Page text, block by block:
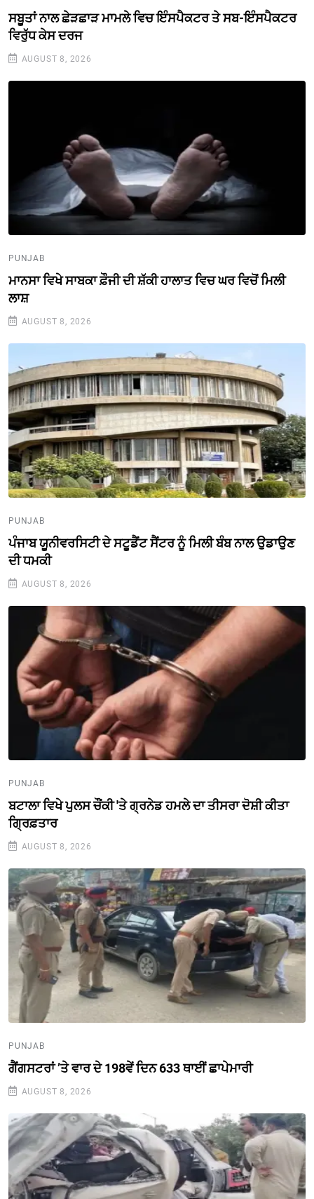
ਸਬੂਤਾਂ ਨਾਲ ਛੇੜਛਾੜ ਮਾਮਲੇ ਵਿਚ ਇੰਸਪੈਕਟਰ ਤੇ ਸਬ-ਇੰਸਪੈਕਟਰ
ਵਿਰੁੱਧ ਕੇਸ ਦਰਜ
AUGUST 8, 2026
PUNJAB
ਮਾਨਸਾ ਵਿਖੇ ਸਾਬਕਾ ਫ਼ੌਜੀ ਦੀ ਸ਼ੱਕੀ ਹਾਲਾਤ ਵਿਚ ਘਰ ਵਿਚੋਂ ਮਿਲੀ
ਲਾਸ਼
AUGUST 8, 2026
PUNJAB
ਪੰਜਾਬ ਯੂਨੀਵਰਸਿਟੀ ਦੇ ਸਟੂਡੈਂਟ ਸੈਂਟਰ ਨੂੰ ਮਿਲੀ ਬੰਬ ਨਾਲ ਉਡਾਉਣ
ਦੀ ਧਮਕੀ
AUGUST 8, 2026
PUNJAB
ਬਟਾਲਾ ਵਿਖੇ ਪੁਲਸ ਚੌਂਕੀ 'ਤੇ ਗ੍ਰਨੇਡ ਹਮਲੇ ਦਾ ਤੀਸਰਾ ਦੋਸ਼ੀ ਕੀਤਾ
ਗ੍ਰਿਫ਼ਤਾਰ
AUGUST 8, 2026
PUNJAB
ਗੈਂਗਸਟਰਾਂ ’ਤੇ ਵਾਰ ਦੇ 198ਵੇਂ ਦਿਨ 633 ਥਾਈਂ ਛਾਪੇਮਾਰੀ
AUGUST 8, 2026